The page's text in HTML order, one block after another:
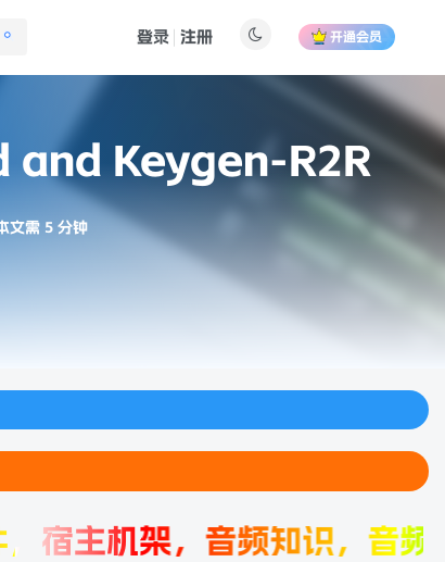
Keygen-R2R
文需 5 分钟
开通会员
登录 注册
，音频知识，音频产品评测